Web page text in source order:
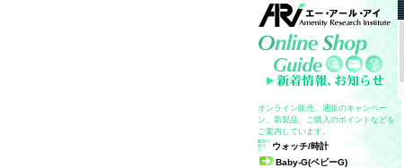
オンライン販売、通販のキャンペー
ン、新製品、ご購入のポイントなどを
ご案内しています。
ウォッチ/時計
Baby-G(ベビーG)